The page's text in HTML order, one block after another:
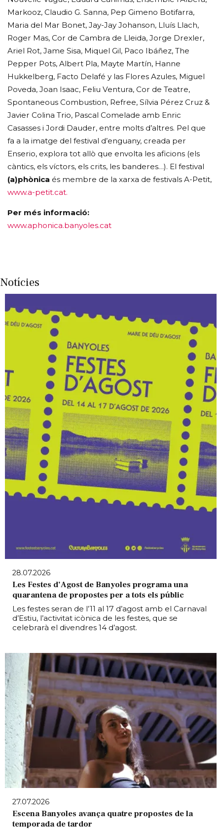
Markooz, Claudio G. Sanna, Pep Gimeno Botifarra,
Maria del Mar Bonet, Jay-Jay Johanson, Lluís Llach,
Roger Mas, Cor de Cambra de Lleida, Jorge Drexler,
Ariel Rot, Jame Sisa, Miquel Gil, Paco Ibáñez, The
Pepper Pots, Albert Pla, Mayte Martín, Hanne
Hukkelberg, Facto Delafé y las Flores Azules, Miguel
Poveda, Joan Isaac, Feliu Ventura, Cor de Teatre,
Spontaneous Combustion, Refree, Sílvia Pérez Cruz &
Javier Colina Trio, Pascal Comelade amb Enric
Casasses i Jordi Dauder, entre molts d’altres. Pel que
fa a la imatge del festival d’enguany, creada per
Enserio, explora tot allò que envolta les aficions (els
càntics, els víctors, els crits, les banderes…). El festival
(a)phònica és membre de la xarxa de festivals A-Petit,
www.a-petit.cat.
Per més informació:
www.aphonica.banyoles.cat
Notícies
28.07.2026
Les Festes d’Agost de Banyoles programa una
quarantena de propostes per a tots els públic
Les festes seran de l’11 al 17 d’agost amb el Carnaval
d’Estiu, l’activitat icònica de les festes, que se
celebrarà el divendres 14 d’agost.
27.07.2026
Escena Banyoles avança quatre propostes de la
temporada de tardor